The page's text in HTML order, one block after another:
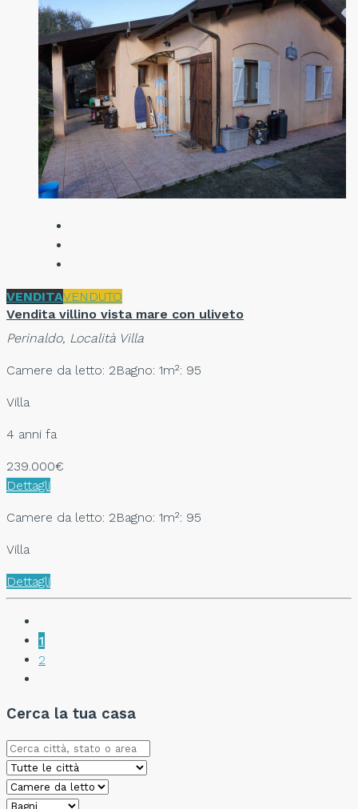
VENDITAVENDUTO
Vendita villino vista mare con uliveto
Perinaldo, Località Villa
Camere da letto: 2Bagno: 1m²: 95
Villa
4 anni fa
239.000€
Dettagli
Camere da letto: 2Bagno: 1m²: 95
Villa
Dettagli
1
2
Cerca la tua casa